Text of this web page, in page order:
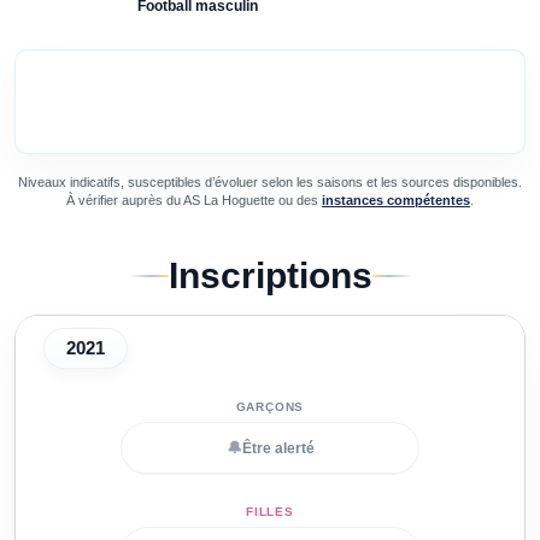
Football masculin
Niveaux indicatifs, susceptibles d’évoluer selon les saisons et les sources disponibles.
À vérifier auprès duAS La Hoguette ou des instances compétentes
Inscriptions
2021
🔔 Être alerté